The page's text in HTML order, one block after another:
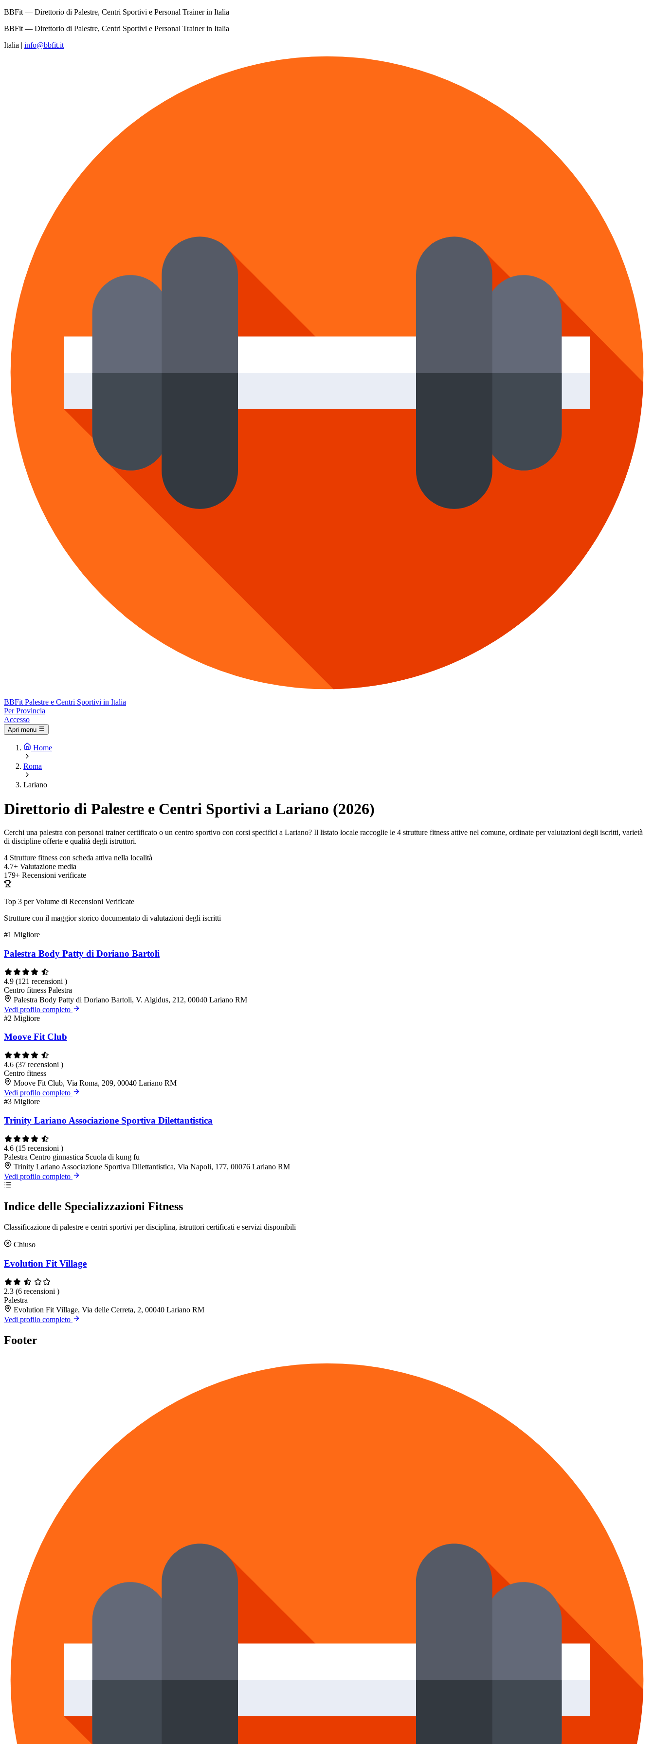
BBFit — Direttorio di Palestre, Centri Sportivi e Personal Trainer in Italia
BBFit — Direttorio di Palestre, Centri Sportivi e Personal Trainer in Italia
Italia | info@bbfit.it
BBFit Palestre e Centri Sportivi in Italia
Per Provincia
Accesso
Apri menu
Home
Roma
Lariano
Direttorio di Palestre e Centri Sportivi a Lariano (2026)
Cerchi una palestra con personal trainer certificato o un centro sportivo con corsi specifici a Lariano? Il listato locale raccoglie le 4 strutture fitness attive nel comune, ordinate per valutazioni degli iscritti, varietà
di discipline offerte e qualità degli istruttori.
4 Strutture fitness con scheda attiva nella località
4.7+ Valutazione media
179+ Recensioni verificate
Top 3 per Volume di Recensioni Verificate
Strutture con il maggior storico documentato di valutazioni degli iscritti
#1 Migliore
Palestra Body Patty di Doriano Bartoli
4.9 (121 recensioni )
Centro fitness Palestra
Palestra Body Patty di Doriano Bartoli, V. Algidus, 212, 00040 Lariano RM
Vedi profilo completo
#2 Migliore
Moove Fit Club
4.6 (37 recensioni )
Centro fitness
Moove Fit Club, Via Roma, 209, 00040 Lariano RM
Vedi profilo completo
#3 Migliore
Trinity Lariano Associazione Sportiva Dilettantistica
4.6 (15 recensioni )
Palestra Centro ginnastica Scuola di kung fu
Trinity Lariano Associazione Sportiva Dilettantistica, Via Napoli, 177, 00076 Lariano RM
Vedi profilo completo
Indice delle Specializzazioni Fitness
Classificazione di palestre e centri sportivi per disciplina, istruttori certificati e servizi disponibili
Chiuso
Evolution Fit Village
2.3 (6 recensioni )
Palestra
Evolution Fit Village, Via delle Cerreta, 2, 00040 Lariano RM
Vedi profilo completo
Footer